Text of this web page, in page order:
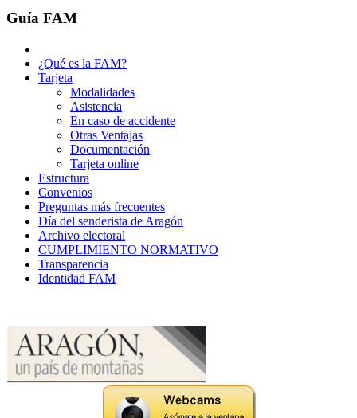
Guía FAM
¿Qué es la FAM?
Tarjeta
Modalidades
Asistencia
En caso de accidente
Otras Ventajas
Documentación
Tarjeta online
Estructura
Convenios
Preguntas más frecuentes
Día del senderista de Aragón
Archivo electoral
CUMPLIMIENTO NORMATIVO
Transparencia
Identidad FAM